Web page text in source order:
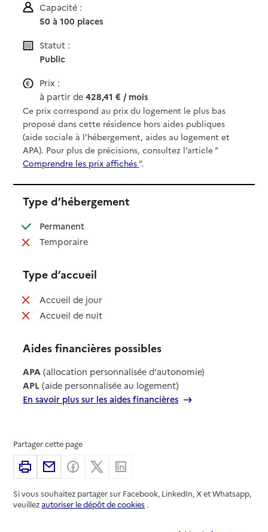
Capacité :
50 à 100 places
Statut :
Public
Prix :
à partir de428,41 € / mois
Ce prix correspond au prix du logement le plus bas
proposé dans cette résidence hors aides publiques
(aide sociale à l’hébergement, aides au logement et
APA). Pour plus de précisions, consultez l’article “
Comprendre les prix affichés”.
Type d’hébergement
Permanent: disponible
Temporaire: non disponible
Type d’accueil
Accueil de jour: non disponible
Accueil de nuit: non disponible
Aides financières possibles
APA (allocation personnalisée d'autonomie)
APL (aide personnalisée au logement)
En savoir plus sur les aides financières
Partager cette page
ImprimerPartager par email
Partager sur Facebook
Partager sur X
Si vous souhaitez partager sur Facebook, LinkedIn, X et Whatsapp,
veuillezautoriser le dépôt de cookies .